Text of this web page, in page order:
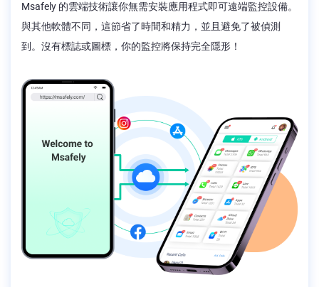
Msafely 的雲端技術讓你無需安裝應用程式即可遠端監控設備。
與其他軟體不同，這節省了時間和精力，並且避免了被偵測
到。沒有標誌或圖標，你的監控將保持完全隱形！